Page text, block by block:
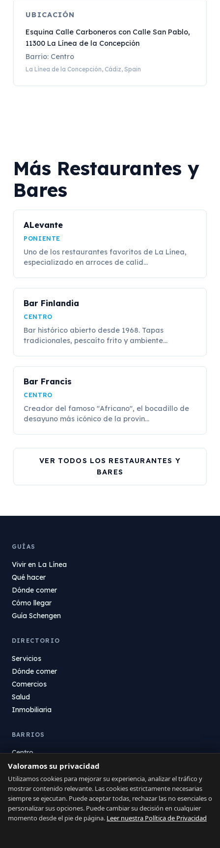
UBICACIÓN
Esquina Calle Carboneros con Calle San Pablo,
11300 La Línea de la Concepción
Barrio: Centro
La Línea de la Concepción, Cádiz, Spain
Más Restaurantes y
Bares
ALevante
PONIENTE
Uno de los restaurantes favoritos de La Línea,
especializado en arroces de calid...
Bar Finlandia
CENTRO
Bar histórico abierto desde 1968. Tapas
tradicionales, pescaíto frito y ambiente...
Bar Francis
CENTRO
Creador del famoso "Africano", el bocadillo de
desayuno más icónico de la provin...
VER TODOS LOS RESTAURANTES Y
BARES
GUÍAS
Vivir en La Línea
Qué hacer
Dónde comer
Cómo llegar
Guía Schengen
DIRECTORIO
Servicios
Dónde comer
Comercios
Salud
Inmobiliaria
BARRIOS
Centro
La Atunara
Poniente
El Zabal
Santa Margarita
La Alcaidesa
Valoramos su privacidad
Utilizamos cookies para mejorar su experiencia, analizar el tráfico y
mostrar contenido relevante. Las cookies estrictamente necesarias
siempre se ejecutan. Puede aceptar todas, rechazar las no esenciales o
personalizar sus opciones. Puede cambiar su decisión en cualquier
momento desde el pie de página. Leer nuestra Política de Privacidad